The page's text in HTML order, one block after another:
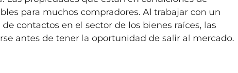
para muchos compradores. Al trabajar con un
contactos en el sector de los bienes raíces, las
antes de tener la oportunidad de salir al mercado.